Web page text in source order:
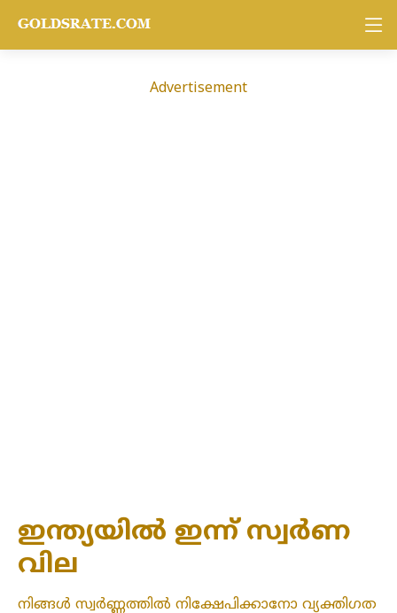
Advertisement
ഇന്ത്യയിൽ ഇന്ന് സ്വർണ
വില
നിങ്ങൾ സ്വർണ്ണത്തിൽ നിക്ഷേപിക്കാനോ വ്യക്തിഗത